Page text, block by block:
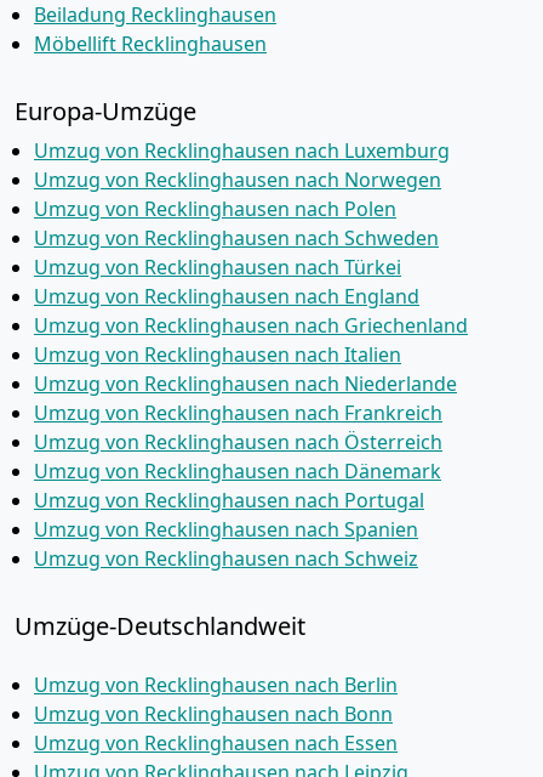
Beiladung Recklinghausen
Möbellift Recklinghausen
Europa-Umzüge
Umzug von Recklinghausen nach Luxemburg
Umzug von Recklinghausen nach Norwegen
Umzug von Recklinghausen nach Polen
Umzug von Recklinghausen nach Schweden
Umzug von Recklinghausen nach Türkei
Umzug von Recklinghausen nach England
Umzug von Recklinghausen nach Griechenland
Umzug von Recklinghausen nach Italien
Umzug von Recklinghausen nach Niederlande
Umzug von Recklinghausen nach Frankreich
Umzug von Recklinghausen nach Österreich
Umzug von Recklinghausen nach Dänemark
Umzug von Recklinghausen nach Portugal
Umzug von Recklinghausen nach Spanien
Umzug von Recklinghausen nach Schweiz
Umzüge-Deutschlandweit
Umzug von Recklinghausen nach Berlin
Umzug von Recklinghausen nach Bonn
Umzug von Recklinghausen nach Essen